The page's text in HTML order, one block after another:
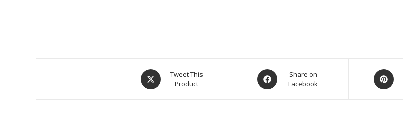
Tweet This
Product
Share on
Facebook